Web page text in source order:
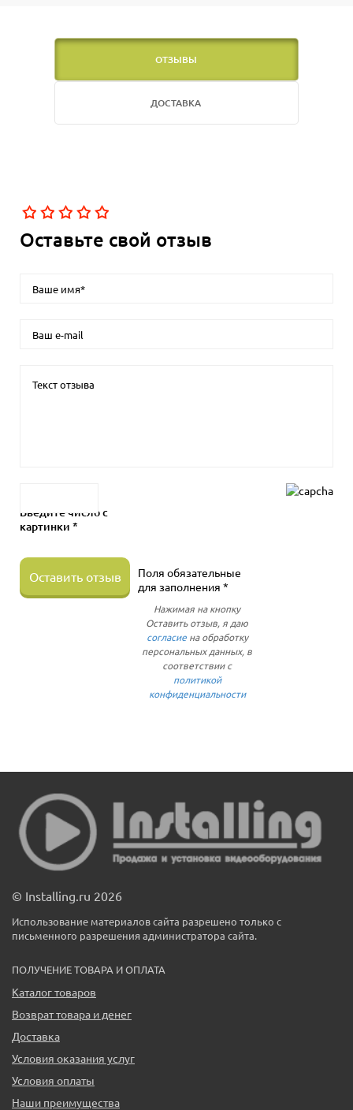
ОТЗЫВЫ
ДОСТАВКА
Оставьте свой отзыв
Введите число с
картинки *
Оставить отзыв
Поля обязательные
для заполнения *
Нажимая на кнопку
Оставить отзыв, я даю
согласиена обработку
персональных данных, в
соответствии с
политикой
конфиденциальности
© Installing.ru 2026
Использование материалов сайта разрешено только с
письменного разрешения администратора сайта.
ПОЛУЧЕНИЕ ТОВАРА И ОПЛАТА
Каталог товаров
Возврат товара и денег
Доставка
Условия оказания услуг
Условия оплаты
Наши преимущества